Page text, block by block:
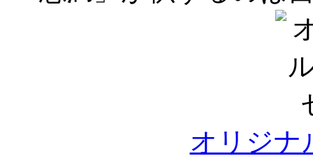
オリジナ